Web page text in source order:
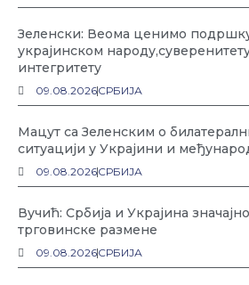
Зеленски: Веома ценимо
украјинском
интегритету
09.08.2026СРБИЈА
Мацут са Зеленским о
ситуацији у Украјини и
09.08.2026СРБИЈА
Вучић: Србија и Украјина
трговинске размене
09.08.2026СРБИЈА